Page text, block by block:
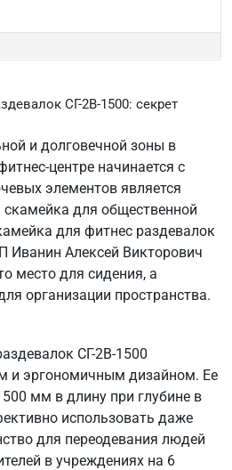
СГ-2В-1500: секрет
и долговечной зоны в
центре начинается с
элементов является
для общественной
для фитнес раздевалок
Иванин Алексей Викторович
место для сидения, а
организации пространства.
СГ-2В-1500
и эргономичным дизайном. Ее
мм в длину при глубине в
использовать даже
для переодевания людей
в учреждениях на 6